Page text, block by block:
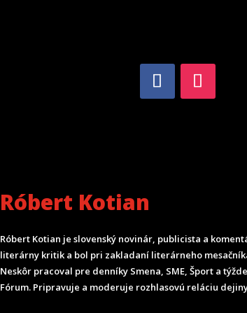
Róbert Kotian
Róbert Kotian je slovenský novinár, publicista a
literárny kritik a bol pri zakladaní literárneho
Neskôr pracoval pre denníky Smena, SME, Šport a
Fórum. Pripravuje a moderuje rozhlasovú reláciu